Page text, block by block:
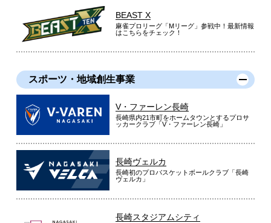
BEAST X
麻雀プロリーグ「Mリーグ」参戦中！最新情報
はこちらをチェック！
スポーツ・地域創生事業
V・ファーレン長崎
長崎県内21市町をホームタウンとするプロサ
ッカークラブ「V・ファーレン長崎」
長崎ヴェルカ
長崎初のプロバスケットボールクラブ「長崎
ヴェルカ」
長崎スタジアムシティ